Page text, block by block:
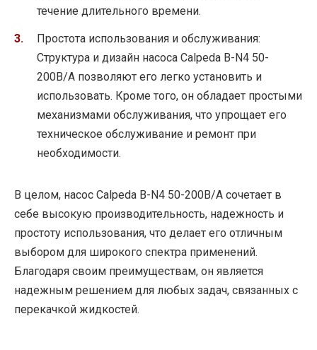
течение длительного времени.
Простота использования и обслуживания:
Структура и дизайн насоса Calpeda B-N4 50-
200B/A позволяют его легко установить и
использовать. Кроме того, он обладает простыми
механизмами обслуживания, что упрощает его
техническое обслуживание и ремонт при
необходимости.
В целом, насос Calpeda B-N4 50-200B/A сочетает в
себе высокую производительность, надежность и
простоту использования, что делает его отличным
выбором для широкого спектра применений.
Благодаря своим преимуществам, он является
надежным решением для любых задач, связанных с
перекачкой жидкостей.